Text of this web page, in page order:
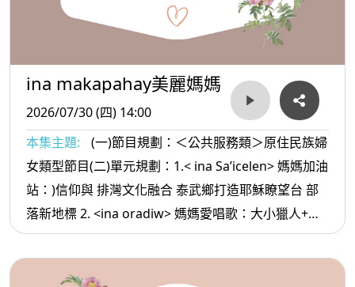
ina makapahay美麗媽媽
2026/07/30 (四) 14:00
本集主題:
(一)節目規劃：＜公共服務類＞原住民族婦
女類型節目(二)單元規劃：1.< ina Sa’icelen> 媽媽加油
站：)信仰與 排灣文化融合 泰武鄉打造耶穌瞭望台 部
落新地標 2. <ina oradiw> 媽媽愛唱歌：大小獵人+大
樹 3.< ina Masa’sa >媽媽放輕鬆:朋友要慎選